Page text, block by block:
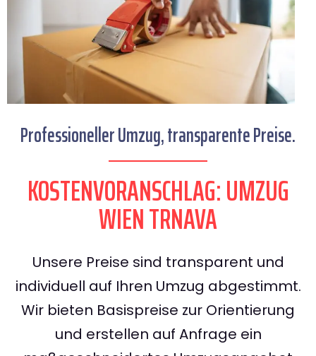
Professioneller Umzug, transparente Preise.
KOSTENVORANSCHLAG: UMZUG
WIEN TRNAVA
Unsere Preise sind transparent und
individuell auf Ihren Umzug abgestimmt.
Wir bieten Basispreise zur Orientierung
und erstellen auf Anfrage ein